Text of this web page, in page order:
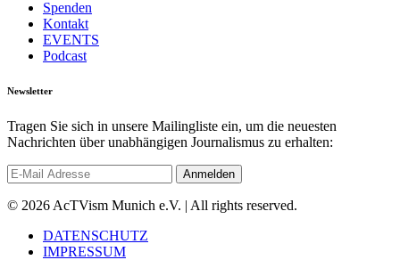
Spenden
Kontakt
EVENTS
Podcast
Newsletter
Tragen Sie sich in unsere Mailingliste ein, um die neuesten
Nachrichten über unabhängigen Journalismus zu erhalten:
© 2026 AcTVism Munich e.V. | All rights reserved.
DATENSCHUTZ
IMPRESSUM